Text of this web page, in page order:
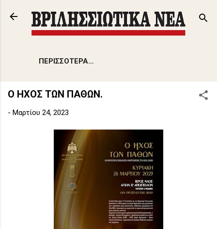
Μετάβαση στο κύριο περιεχόμενο
ΠΕΡΙΣΣΌΤΕΡΑ…
Ο ΗΧΟΣ ΤΩΝ ΠΑΘΩΝ.
- Μαρτίου 24, 2023